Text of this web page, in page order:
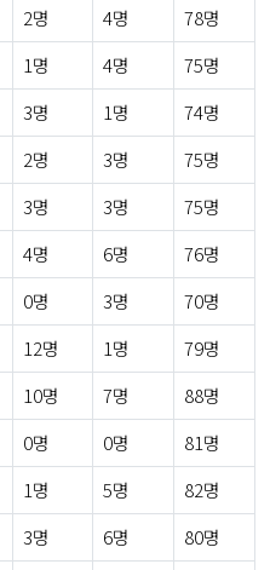
2명 4명
78명
1명 4명
75명
3명 1명
74명
2명 3명
75명
3명 3명
75명
4명 6명
76명
0명 3명
70명
12명 1명
79명
10명 7명
88명
0명 0명
81명
1명 5명
82명
3명 6명
80명